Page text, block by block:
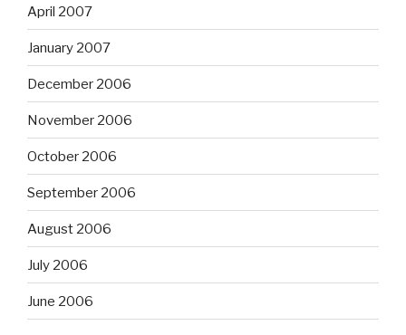
April 2007
January 2007
December 2006
November 2006
October 2006
September 2006
August 2006
July 2006
June 2006